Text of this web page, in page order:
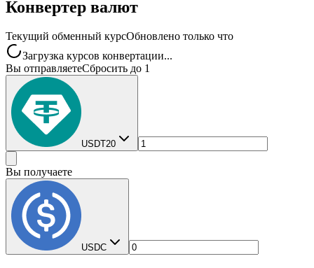
Конвертер валют
Текущий обменный курсОбновлено только что
Загрузка курсов конвертации...
Вы отправляетеСбросить до 1
USDT20
Вы получаете
USDC